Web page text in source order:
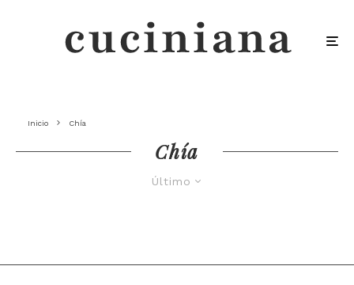
Inicio Chía
Chía
Último